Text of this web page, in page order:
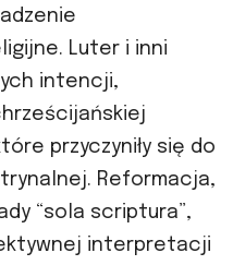
Luter i inni
intencji,
przyczyniły się do
Reformacja,
“sola scriptura”,
interpretacji